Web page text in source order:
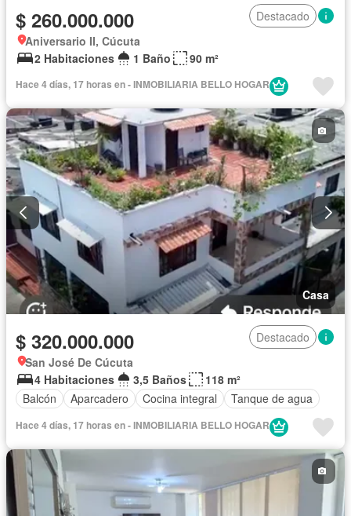
$ 260.000.000
Destacado
Aniversario II, Cúcuta
2 Habitaciones
1 Baño 90 m²
Hace 4 días, 17 horas en - INMOBILIARIA BELLO HOGAR
Casa
$ 320.000.000
Destacado
San José De Cúcuta
4 Habitaciones
3,5 Baños
118 m²
Balcón
Aparcadero Cocina integral Tanque de agua
Hace 4 días, 17 horas en - INMOBILIARIA BELLO HOGAR